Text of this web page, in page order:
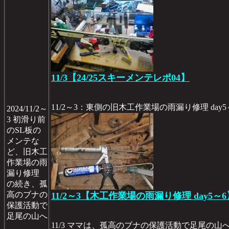
2024/11/2～
3 初滑り前
のSL板の
メンテな
ど、旧木工
作業場の雨
漏り修理
の続き、孤
高のブナの
保護活動で
足尾の山へ
11/3【24/25スキーメンテレポ04】
11/2～3：東側の旧木工作業場の雨漏り修理 day5
11/2～3【木工作業場の雨漏り修理 day5～6
11/3 ママは、孤高のブナの保護活動で足尾の山